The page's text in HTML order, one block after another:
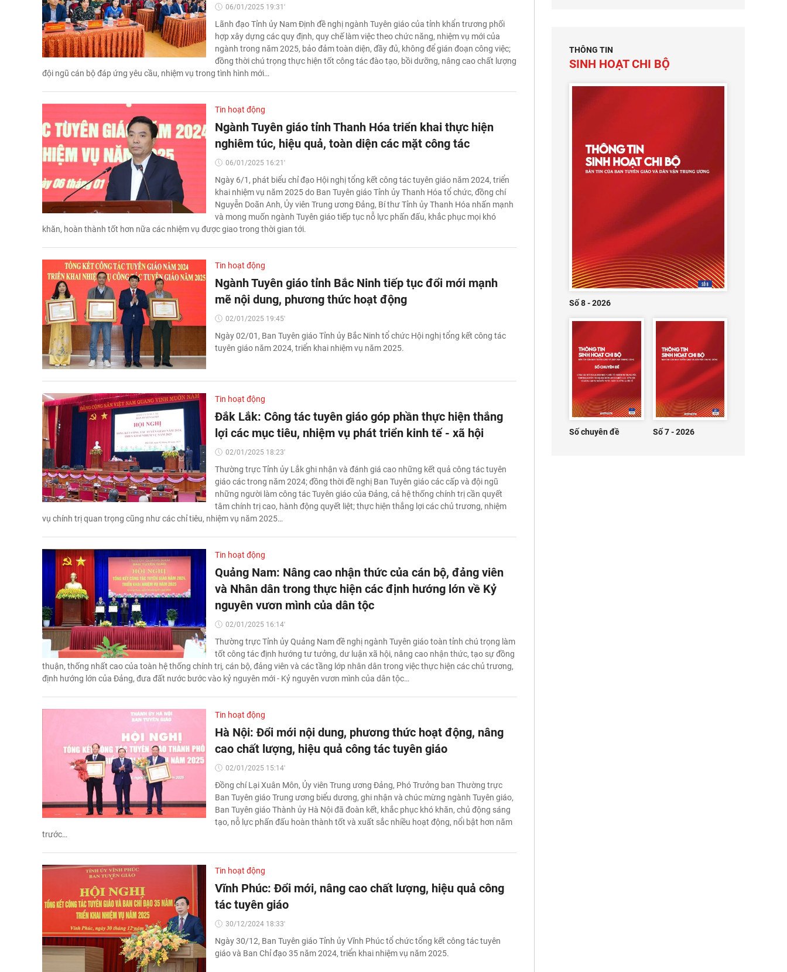
06/01/2025 19:31'
Lãnh đạo Tỉnh ủy Nam Định đề nghị ngành Tuyên giáo của tỉnh khẩn trương phối
hợp xây dựng các quy định, quy chế làm việc theo chức năng, nhiệm vụ mới của
ngành trong năm 2025, bảo đảm toàn diện, đầy đủ, không để gián đoạn công việc;
đồng thời chú trọng thực hiện tốt công tác đào tạo, bồi dưỡng, nâng cao chất lượng
đội ngũ cán bộ đáp ứng yêu cầu, nhiệm vụ trong tình hình mới…
Tin hoạt động
Ngành Tuyên giáo tỉnh Thanh Hóa triển khai thực hiện
nghiêm túc, hiệu quả, toàn diện các mặt công tác
06/01/2025 16:21'
Ngày 6/1, phát biểu chỉ đạo Hội nghị tổng kết công tác tuyên giáo năm 2024, triển
khai nhiệm vụ năm 2025 do Ban Tuyên giáo Tỉnh ủy Thanh Hóa tổ chức, đồng chí
Nguyễn Doãn Anh, Ủy viên Trung ương Đảng, Bí thư Tỉnh ủy Thanh Hóa nhấn mạnh
và mong muốn ngành Tuyên giáo tiếp tục nỗ lực phấn đấu, khắc phục mọi khó
khăn, hoàn thành tốt hơn nữa các nhiệm vụ được giao trong thời gian tới.
Tin hoạt động
Ngành Tuyên giáo tỉnh Bắc Ninh tiếp tục đổi mới mạnh
mẽ nội dung, phương thức hoạt động
02/01/2025 19:45'
Ngày 02/01, Ban Tuyên giáo Tỉnh ủy Bắc Ninh tổ chức Hội nghị tổng kết công tác
tuyên giáo năm 2024, triển khai nhiệm vụ năm 2025.
Tin hoạt động
Đắk Lắk: Công tác tuyên giáo góp phần thực hiện thắng
lợi các mục tiêu, nhiệm vụ phát triển kinh tế - xã hội
02/01/2025 18:23'
Thường trực Tỉnh ủy Lắk ghi nhận và đánh giá cao những kết quả công tác tuyên
giáo các trong năm 2024; đồng thời đề nghị Ban Tuyên giáo các cấp và đội ngũ
những người làm công tác Tuyên giáo của Đảng, cả hệ thống chính trị cần quyết
tâm chính trị cao, hành động quyết liệt; thực hiện thắng lợi các chủ trương, nhiệm
vụ chính trị quan trọng cũng như các chỉ tiêu, nhiệm vụ năm 2025…
Tin hoạt động
Quảng Nam: Nâng cao nhận thức của cán bộ, đảng viên
và Nhân dân trong thực hiện các định hướng lớn về Kỷ
nguyên vươn mình của dân tộc
02/01/2025 16:14'
Thường trực Tỉnh ủy Quảng Nam đề nghị ngành Tuyên giáo toàn tỉnh chú trọng làm
tốt công tác định hướng tư tưởng, dư luận xã hội, nâng cao nhận thức, tạo sự đồng
thuận, thống nhất cao của toàn hệ thống chính trị, cán bộ, đảng viên và các tầng lớp nhân dân trong việc thực hiện các chủ trương,
định hướng lớn của Đảng, đưa đất nước bước vào kỷ nguyên mới - Kỷ nguyên vươn mình của dân tộc…
Tin hoạt động
Hà Nội: Đổi mới nội dung, phương thức hoạt động, nâng
cao chất lượng, hiệu quả công tác tuyên giáo
02/01/2025 15:14'
Đồng chí Lại Xuân Môn, Ủy viên Trung ương Đảng, Phó Trưởng ban Thường trực
Ban Tuyên giáo Trung ương biểu dương, ghi nhận và chúc mừng ngành Tuyên giáo,
Ban Tuyên giáo Thành ủy Hà Nội đã đoàn kết, khắc phục khó khăn, chủ động sáng
tạo, nỗ lực phấn đấu hoàn thành tốt và xuất sắc nhiều hoạt động, nổi bật hơn năm
trước…
Tin hoạt động
Vĩnh Phúc: Đổi mới, nâng cao chất lượng, hiệu quả công
tác tuyên giáo
30/12/2024 18:33'
Ngày 30/12, Ban Tuyên giáo Tỉnh ủy Vĩnh Phúc tổ chức tổng kết công tác tuyên
giáo và Ban Chỉ đạo 35 năm 2024, triển khai nhiệm vụ năm 2025.
THÔNG TIN
SINH HOẠT CHI BỘ
Số 8 - 2026
Số chuyên đề Số 7 - 2026